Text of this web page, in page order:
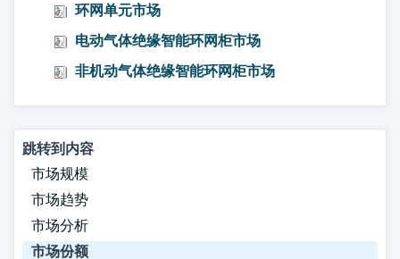
环网单元市场
电动气体绝缘智能环网柜市场
非机动气体绝缘智能环网柜市场
跳转到内容
市场规模
市场趋势
市场分析
市场份额